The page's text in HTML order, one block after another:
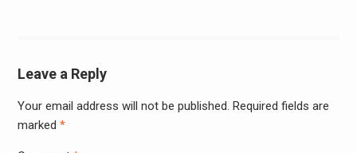
Leave a Reply
Your email address will not be published. Required fields are
marked *